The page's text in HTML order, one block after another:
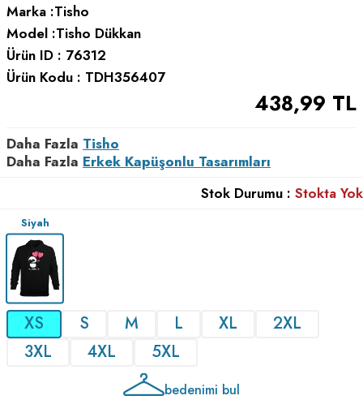
Marka :Tisho
Model :Tisho Dükkan
Ürün ID : 76312
Ürün Kodu : TDH356407
438,99 TL
Daha Fazla Tisho
Daha Fazla Erkek Kapüşonlu Tasarımları
Stok Durumu : Stokta Yok
Siyah
XS S M L XL
2XL
3XL
4XL 5XL
bedenimi bul